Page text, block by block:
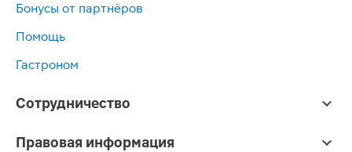
Бонусы от партнёров
Помощь
Гастроном
Сотрудничество
Правовая информация